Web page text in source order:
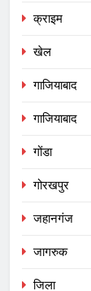
क्राइम
खेल
गाजियाबाद
गाजियाबाद
गोंडा
गोरखपुर
जहानगंज
जागरुक
जिला